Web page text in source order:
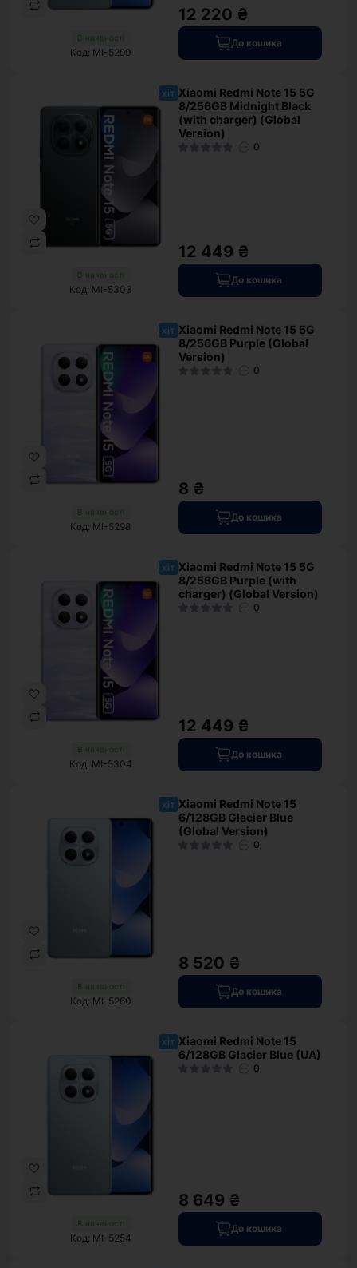
В наявності
Код: MI-5299
12 220 ₴
До кошика
хіт
В наявності
Код: MI-5303
Xiaomi Redmi Note 15 5G
8/256GB Midnight Black
(with charger) (Global
Version)
0
12 449 ₴
До кошика
хіт
В наявності
Код: MI-5298
Xiaomi Redmi Note 15 5G
8/256GB Purple (Global
Version)
0
8 ₴
До кошика
хіт
В наявності
Код: MI-5304
Xiaomi Redmi Note 15 5G
8/256GB Purple (with
charger) (Global Version)
0
12 449 ₴
До кошика
хіт
В наявності
Код: MI-5260
Xiaomi Redmi Note 15
6/128GB Glacier Blue
(Global Version)
0
8 520 ₴
До кошика
хіт
В наявності
Код: MI-5254
Xiaomi Redmi Note 15
6/128GB Glacier Blue (UA)
0
8 649 ₴
До кошика